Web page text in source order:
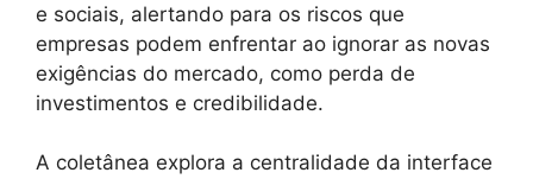
e sociais, alertando para os riscos que
empresas podem enfrentar ao ignorar as novas
exigências do mercado, como perda de
investimentos e credibilidade.
A coletânea explora a centralidade da interface